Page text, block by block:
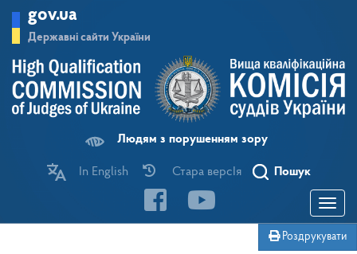
основного
матеріалу
gov.ua
Державні сайти України
Людям з порушенням зору
In English Стара версІя Пошук
Toggle
Роздрукувати